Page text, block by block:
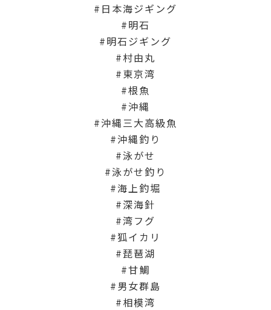
日本海ジギング
明石
明石ジギング
村由丸
東京湾
根魚
沖縄
沖縄三大高級魚
沖縄釣り
泳がせ
泳がせ釣り
海上釣堀
深海針
湾フグ
狐イカリ
琵琶湖
甘鯛
男女群島
相模湾